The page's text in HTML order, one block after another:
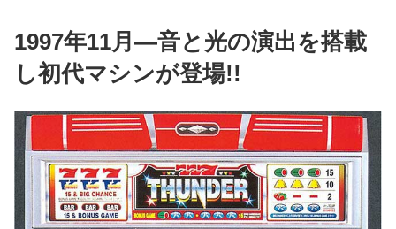
1997年11月―音と光の演出を搭載
し初代マシンが登場!!